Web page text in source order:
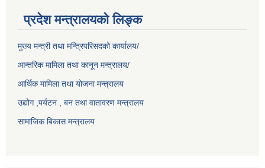
प्रदेश मन्त्रालयको लिङ्क
मुख्य मन्त्री तथा मन्त्रिपरिसदको कार्यालय/
आन्तरिक मामिला तथा कानून मन्त्रालय/
आर्थिक मामिला तथा योजना मन्त्रालय
उद्योग ,पर्यटन , बन तथा वातावरण मन्त्रालय
सामाजिक बिकास मन्त्रालय